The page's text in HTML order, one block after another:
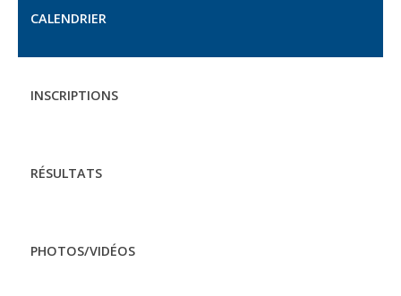
CALENDRIER
INSCRIPTIONS
RÉSULTATS
PHOTOS/VIDÉOS